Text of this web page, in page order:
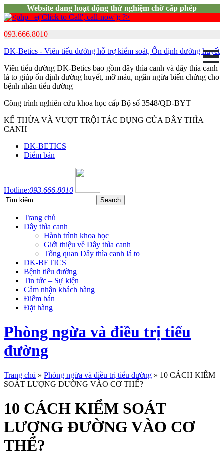
Website đang hoạt động thử nghiệm chờ cấp phép
093.666.8010
DK-Betics - Viên tiểu đường hỗ trợ kiểm soát, Ổn định đường huyết
Viên tiểu đường DK-Betics bao gồm dây thìa canh và dây thìa canh
lá to giúp ổn định đường huyết, mỡ máu, ngăn ngừa biến chứng cho
bệnh nhân tiểu đường
Công trình nghiên cứu khoa học cấp Bộ số 3548/QĐ-BYT
KẾ THỪA VÀ VƯỢT TRỘI TÁC DỤNG CỦA DÂY THÌA
CANH
DK-BETICS
Điểm bán
Hotline:093.666.8010
Trang chủ
Dây thìa canh
Hành trình khoa học
Giới thiệu về Dây thìa canh
Tổng quan Dây thìa canh lá to
DK-BETICS
Bệnh tiểu đường
Tin tức – Sự kiện
Cảm nhận khách hàng
Điểm bán
Đặt hàng
Phòng ngừa và điều trị tiểu
đường
Trang chủ » Phòng ngừa và điều trị tiểu đường » 10 CÁCH KIỂM
SOÁT LƯỢNG ĐƯỜNG VÀO CƠ THỂ?
10 CÁCH KIỂM SOÁT
LƯỢNG ĐƯỜNG VÀO CƠ
THỂ?